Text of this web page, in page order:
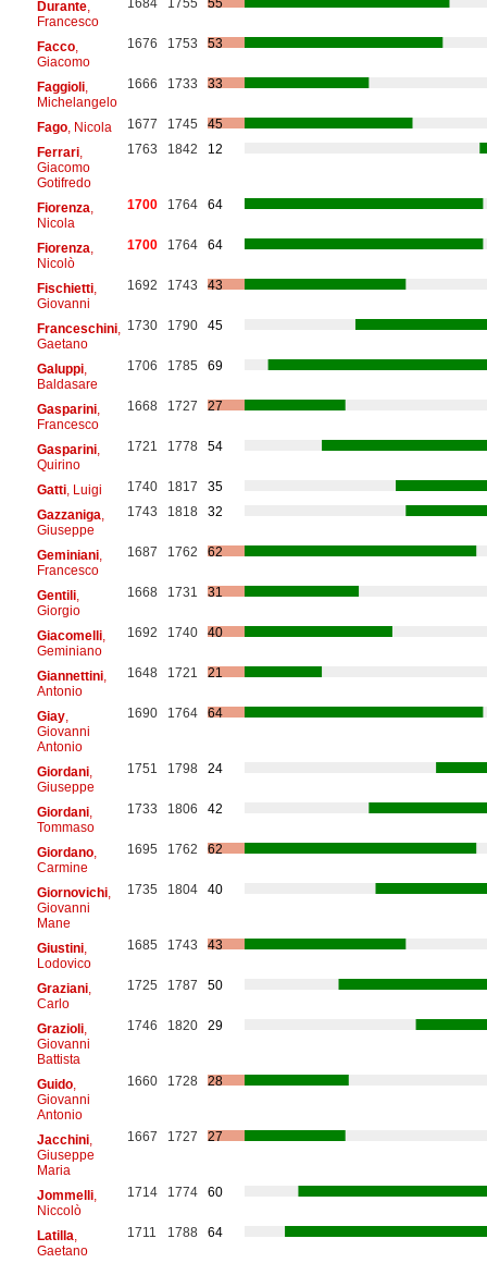
Durante,
Francesco
1684 1755 55
Facco,
Giacomo
1676 1753 53
Faggioli,
Michelangelo
1666 1733 33
Fago, Nicola 1677 1745
45
Ferrari,
Giacomo
Gotifredo
1763 1842 12
Fiorenza
Nicola
1700 1764 64
Fiorenza
Nicolò
1700 1764 64
Fischietti,
Giovanni
1692 1743 43
Franceschini,
Gaetano
1730 1790 45
Galuppi,
Baldasare
1706 1785 69
Gasparini,
Francesco
1668 1727 27
Gasparini,
Quirino
1721 1778 54
Gatti, Luigi 1740 1817
35
Gazzaniga
Giuseppe
1743 1818 32
Geminiani,
Francesco
1687 1762 62
Gentili,
Giorgio
1668 1731 31
Giacomelli,
Geminiano
1692 1740 40
Giannettini,
Antonio
1648 1721 21
Giay,
Giovanni
Antonio
1690 1764 64
Giordani,
Giuseppe
1751 1798 24
Giordani,
Tommaso
1733 1806 42
Giordano,
Carmine
1695 1762 62
Giornovichi,
Giovanni
Mane
1735 1804 40
Giustini,
Lodovico
1685 1743 43
Graziani,
Carlo
1725 1787 50
Grazioli,
Giovanni
Battista
1746 1820 29
Guido,
Giovanni
Antonio
1660 1728 28
Jacchini,
Giuseppe
Maria
1667 1727 27
Jommelli,
Niccolò
1714 1774 60
Latilla
Gaetano
1711 1788 64